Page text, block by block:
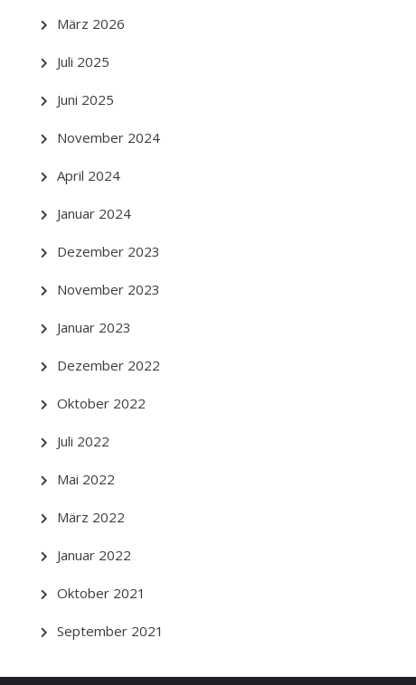
März 2026
Juli 2025
Juni 2025
November 2024
April 2024
Januar 2024
Dezember 2023
November 2023
Januar 2023
Dezember 2022
Oktober 2022
Juli 2022
Mai 2022
März 2022
Januar 2022
Oktober 2021
September 2021